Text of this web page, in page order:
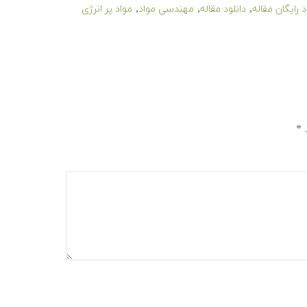
رایگان مقاله, دانلود مقاله, مهندسی مواد, مواد پر انرژی
*